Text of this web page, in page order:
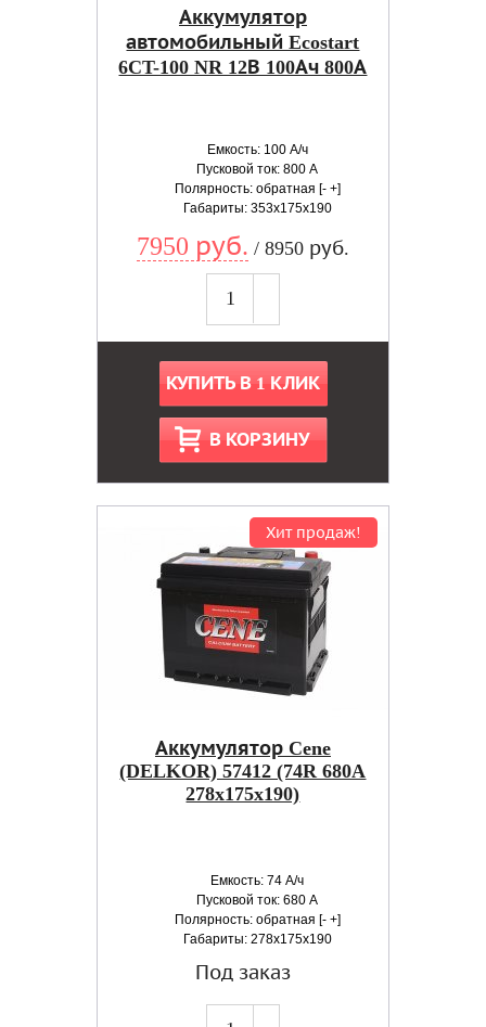
Аккумулятор
автомобильный Ecostart
6CT-100 NR 12В 100Ач 800А
Емкость: 100 А/ч
Пусковой ток: 800 А
Полярность: обратная [- +]
Габариты: 353x175x190
7950 руб. / 8950 руб.
КУПИТЬ В 1 КЛИК
В КОРЗИНУ
Хит продаж!
Аккумулятор Cene
(DELKOR) 57412 (74R 680A
278x175x190)
Емкость: 74 А/ч
Пусковой ток: 680 А
Полярность: обратная [- +]
Габариты: 278x175x190
Под заказ